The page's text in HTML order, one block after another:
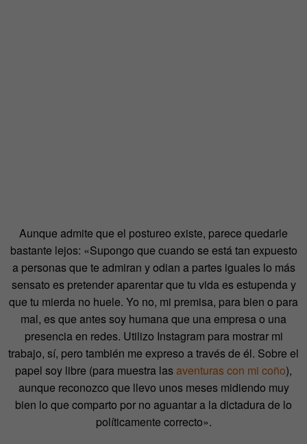
Aunque admite que el postureo existe, parece quedarle
bastante lejos: «Supongo que cuando se está tan expuesto
a personas que te admiran y odian a partes iguales lo más
sensato es pretender aparentar que tu vida es estupenda y
que tu mierda no huele. Yo no, mi premisa, para bien o para
mal, es que antes soy humana que una empresa o una
presencia en redes. Utilizo Instagram para mostrar mi
trabajo, sí, pero también me expreso a través de él. Sobre el
papel soy libre (para muestra lasaventuras con mi coño),
aunque reconozco que llevo unos meses midiendo muy
bien lo que comparto por no aguantar a la dictadura de lo
políticamente correcto».